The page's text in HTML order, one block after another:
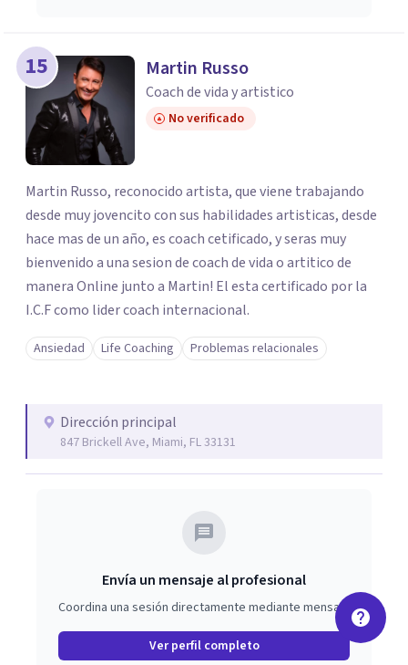
15 Martin Russo
Coach de vida y artistico
No verificado
Martin Russo, reconocido artista, que viene trabajando
desde muy jovencito con sus habilidades artisticas, desde
hace mas de un año, es coach cetificado, y seras muy
bienvenido a una sesion de coach de vida o artitico de
manera Online junto a Martin! El esta certificado por la
I.C.F como lider coach internacional.
Ansiedad Life Coaching Problemas relacionales
Dirección principal
847 Brickell Ave, Miami, FL 33131
Envía un mensaje al profesional
Coordina una sesión directamente mediante mensaje
Ver perfil completo